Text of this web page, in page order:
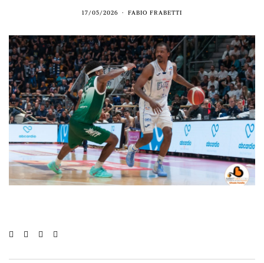
17/05/2026 FABIO FRABETTI